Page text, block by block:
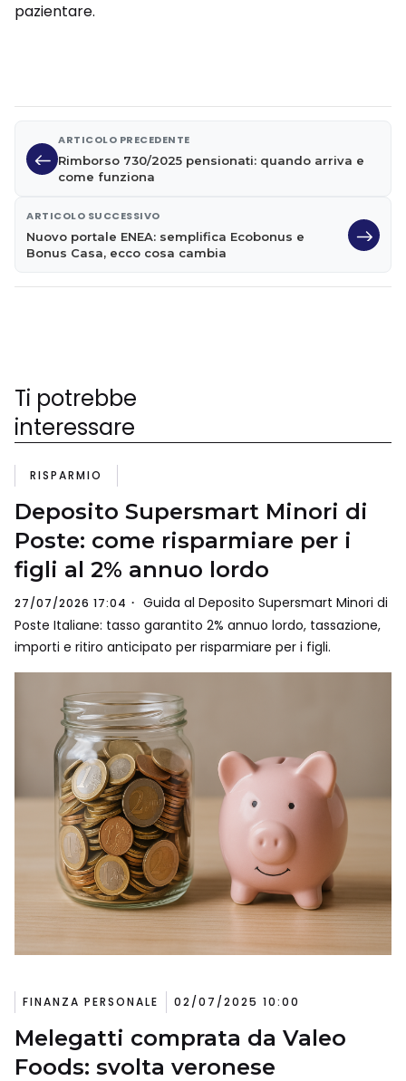
pazientare.
ARTICOLO PRECEDENTE
Rimborso 730/2025 pensionati: quando arriva e
come funziona
ARTICOLO SUCCESSIVO
Nuovo portale ENEA: semplifica Ecobonus e
Bonus Casa, ecco cosa cambia
Ti potrebbe
interessare
RISPARMIO
Deposito Supersmart Minori di
Poste: come risparmiare per i
figli al 2% annuo lordo
27/07/2026 17:04
Guida al Deposito Supersmart Minori di
Poste Italiane: tasso garantito 2% annuo lordo, tassazione,
importi e ritiro anticipato per risparmiare per i figli.
FINANZA PERSONALE 02/07/2025 10:00
Melegatti comprata da Valeo
Foods: svolta veronese